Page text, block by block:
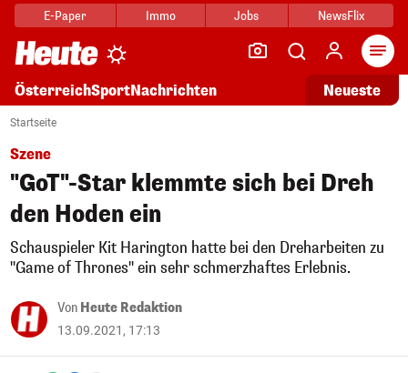
E-Paper Immo Jobs NewsFlix
ÖsterreichSportNachrichten Neueste
Startseite
Szene
"GoT"-Star klemmte sich bei Dreh
den Hoden ein
Schauspieler Kit Harington hatte bei den Dreharbeiten zu
"Game of Thrones" ein sehr schmerzhaftes Erlebnis.
Von Heute Redaktion
13.09.2021, 17:13